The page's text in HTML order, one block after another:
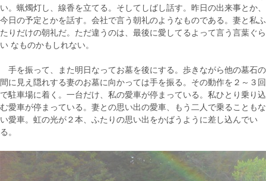
い。蝋燭灯し、線香を立てる。そしてしばし話す。昨日の出来事とか、
今日の予定とかを話す。会社で言う朝礼のようなものである。妻と私ふ
たりだけの朝礼だ。ただ違うのは、最後に愛してるよって言う言葉ぐら
い なものかもしれない。
手を振って、また明日なってお墓を後にする。歩きながら他の墓石の
間に見え隠れする妻のお墓に向かっては手を振る。その動作を２～３回
で駐車場に着く。一台だけ、私の愛車が停まっている。私ひとり乗り込
む愛車が停まっている。妻との思い出の愛車、もう二人で乗ることもな
い愛車。虹の光が２本、ふたりの思い出をかばうように差し込んでい
る。